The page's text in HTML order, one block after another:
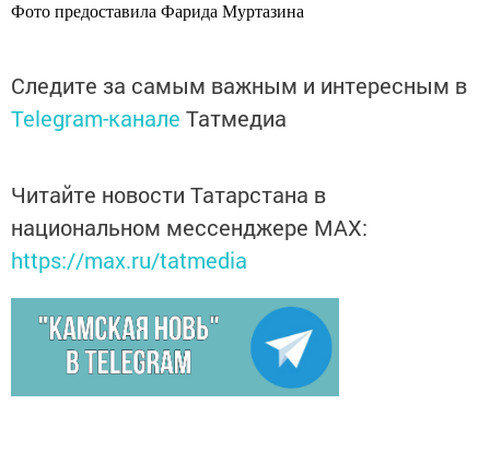
Фото предоставила Фарида Муртазина
Следите за самым важным и интересным в
Telegram-канале Татмедиа
Читайте новости Татарстана в
национальном мессенджере MАХ:
https://max.ru/tatmedia